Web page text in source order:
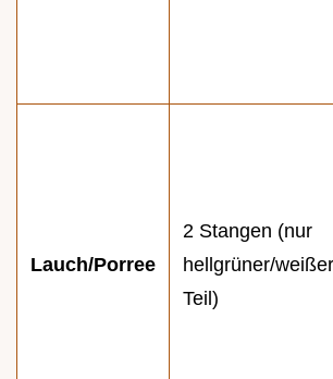
Lauch/Porree
2 Stangen (nur
hellgrüner/weißer
Teil)